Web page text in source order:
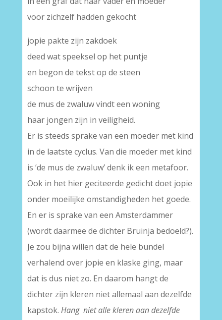
voor zichzelf hadden gekocht
jopie pakte zijn zakdoek
deed wat speeksel op het puntje
en begon de tekst op de steen
schoon te wrijven
de mus de zwaluw vindt een woning
haar jongen zijn in veiligheid.
Er is steeds sprake van een moeder met kind
in de laatste cyclus. Van die moeder met kind
is ‘de mus de zwaluw’ denk ik een metafoor.
Ook in het hier geciteerde gedicht doet jopie
onder moeilijke omstandigheden het goede.
En er is sprake van een Amsterdammer
(wordt daarmee de dichter Bruinja bedoeld?).
Je zou bijna willen dat de hele bundel
verhalend over jopie en klaske ging, maar
dat is dus niet zo. En daarom hangt de
dichter zijn kleren niet allemaal aan dezelfde
kapstok. Hang niet alle kleren aan dezelfde